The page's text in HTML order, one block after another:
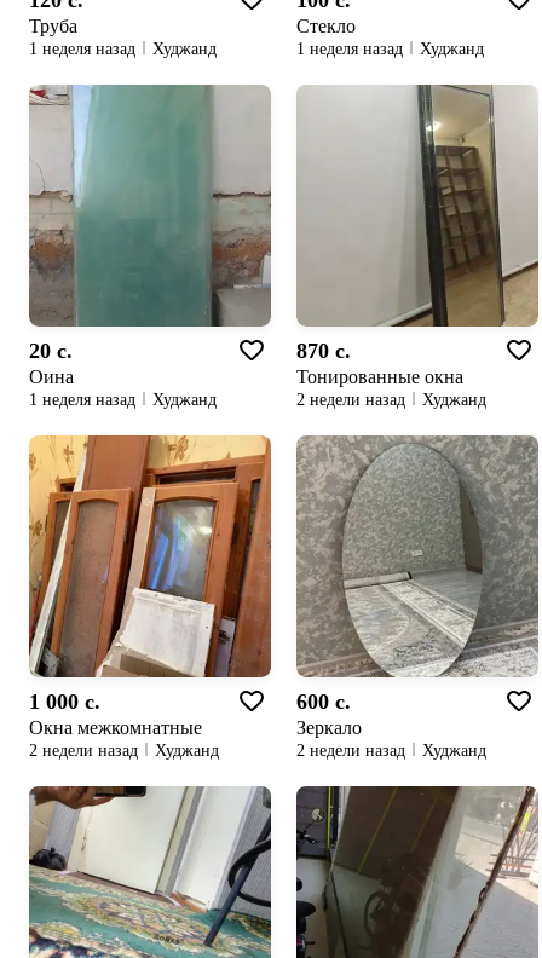
Труба
1 неделя назад Худжанд
Стекло
1 неделя назад Худжанд
20 c.
Оина
1 неделя назад Худжанд
870 c.
Тонированные окна
2 недели назад Худжанд
1 000 c.
Окна межкомнатные
2 недели назад Худжанд
600 c.
Зеркало
2 недели назад Худжанд